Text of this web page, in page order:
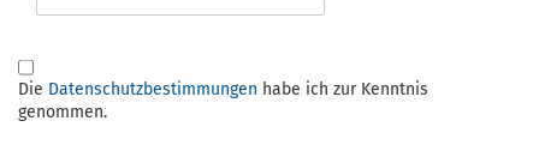
Die Datenschutzbestimmungen habe ich zur Kenntnis
genommen.